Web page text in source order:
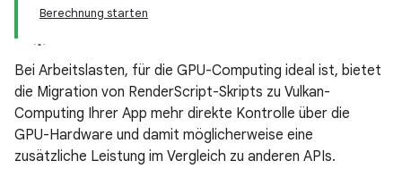
Berechnung starten
Bei Arbeitslasten, für die GPU-Computing ideal ist, bietet
die Migration von RenderScript-Skripts zu Vulkan-
Computing Ihrer App mehr direkte Kontrolle über die
GPU-Hardware und damit möglicherweise eine
zusätzliche Leistung im Vergleich zu anderen APIs.